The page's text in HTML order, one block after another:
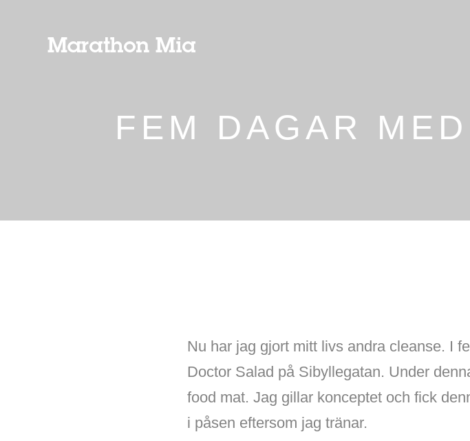
FEM DAGAR
Nu har jag gjort mitt livs andra cleanse. I
Doctor Salad på Sibyllegatan. Under
food mat. Jag gillar konceptet och fick
i påsen eftersom jag tränar.